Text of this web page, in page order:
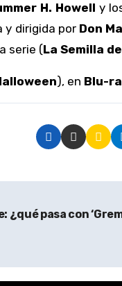
H. Howell y
dirigida por Don
serie (La Semilla
), en Blu-
¿qué pasa con